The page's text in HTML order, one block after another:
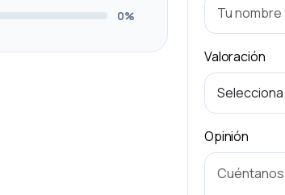
0%
Valoración
Opinión